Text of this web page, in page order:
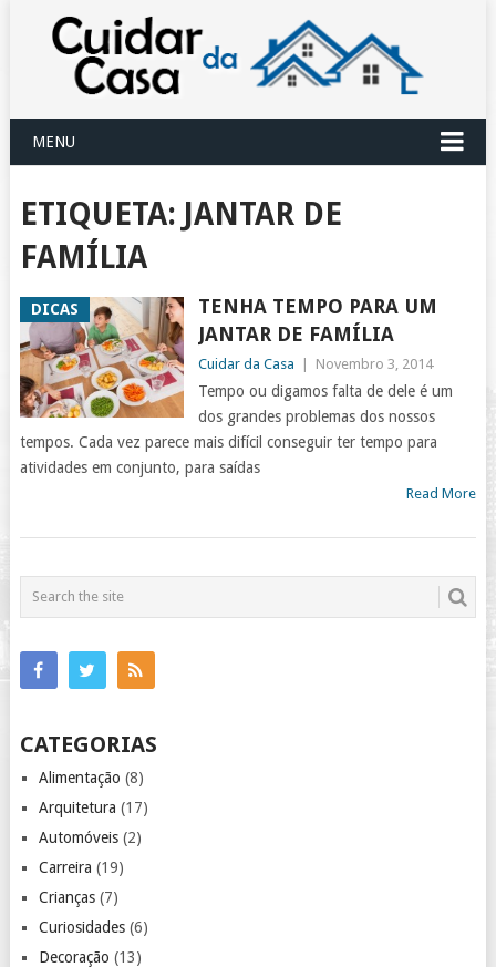
MENU
ETIQUETA: JANTAR DE
FAMÍLIA
DICAS
TENHA TEMPO PARA UM
JANTAR DE FAMÍLIA
Cuidar da Casa Novembro 3, 2014
Tempo ou digamos falta de dele é um
dos grandes problemas dos nossos
tempos. Cada vez parece mais difícil conseguir ter tempo para
atividades em conjunto, para saídas
Read More
CATEGORIAS
Alimentação (8)
Arquitetura (17)
Automóveis(2)
Carreira (19)
Crianças(7)
Curiosidades(6)
Decoração (13)